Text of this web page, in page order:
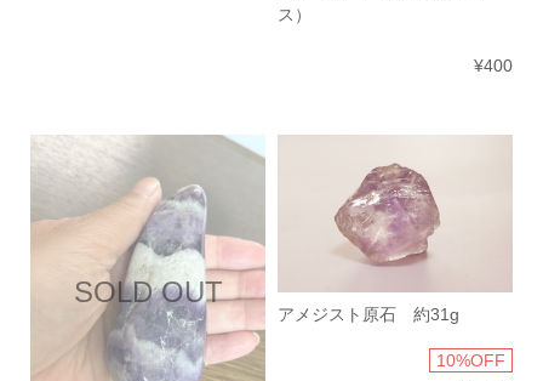
ス）
¥400
SOLD OUT
アメジスト原石 約31g
10%OFF